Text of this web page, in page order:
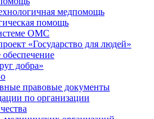
медпомощь
помощь
ОМС
«Государство для людей»
добра»
правовые документы
по организации